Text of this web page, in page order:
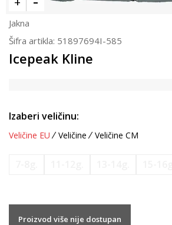
Jakna
Šifra artikla: 51897694I-585
Icepeak Kline
Izaberi veličinu:
Veličine EU Veličine Veličine CM
Proizvod više nije dostupan